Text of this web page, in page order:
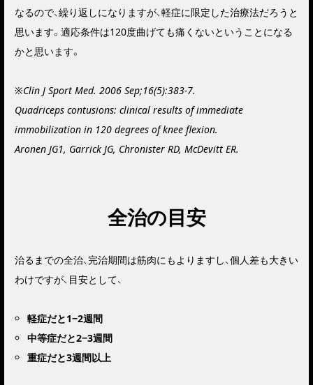
なるので、繰り返しになりますが、軽症に限定した治療法だろうと
思います。適応条件は120度曲げても痛くないということになる
かと思います。
※Clin J Sport Med. 2006 Sep;16(5):383-7.
Quadriceps contusions: clinical results of immediate
immobilization in 120 degrees of knee flexion.
Aronen JG1, Garrick JG, Chronister RD, McDevitt ER.
全治の目安
治るまでの全治、完治期間は筋肉にもよりますし、個人差も大きい
わけですが、目安として、
軽症だと1−2週間
中等症だと2−3週間
重症だと3週間以上